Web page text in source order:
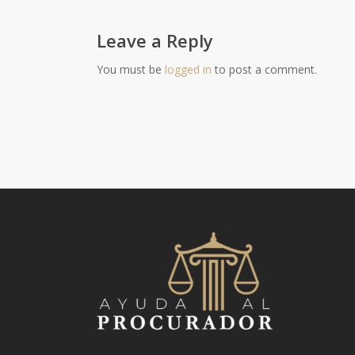
Leave a Reply
You must be logged in to post a comment.